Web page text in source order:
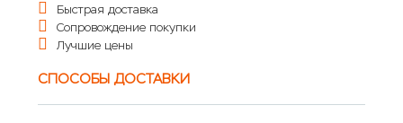
Быстрая доставка
Сопровождение покупки
Лучшие цены
СПОСОБЫ ДОСТАВКИ